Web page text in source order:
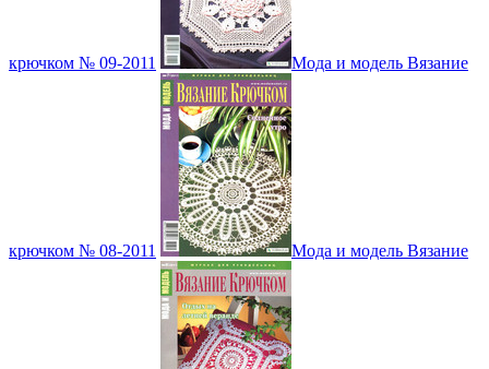
крючком № 09-2011 Мода и модель Вязание
крючком № 08-2011 Мода и модель Вязание